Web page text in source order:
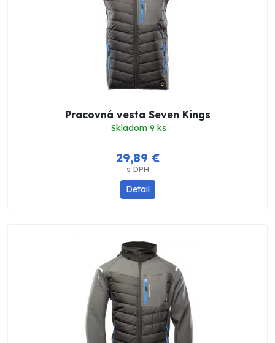
Pracovná vesta Seven Kings
Skladom 9 ks
29,89 €
s DPH
Detail